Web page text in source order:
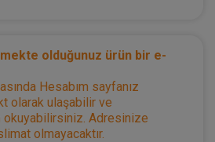
olduğunuz ürün bir e-
Hesabım sayfanız
olarak ulaşabilir ve
okuyabilirsiniz. Adresinize
olmayacaktır.